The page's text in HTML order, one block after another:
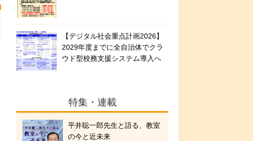
【デジタル社会重点計画2026】
2029年度までに全自治体でクラ
ウド型校務支援システム導入へ
特集・連載
平井聡一郎先生と語る、教室
の今と近未来